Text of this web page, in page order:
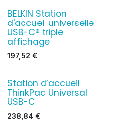
BELKIN Station
d'accueil universelle
USB-C® triple
affichage
197,52 €
Station d’accueil
ThinkPad Universal
USB-C
238,84 €